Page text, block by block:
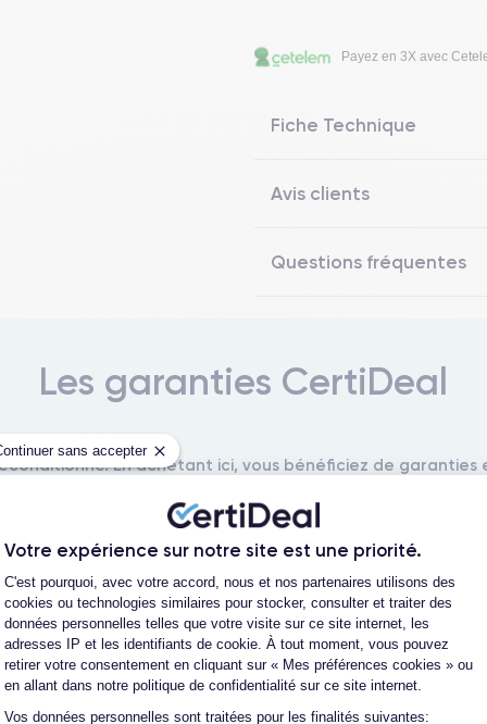
sans accepter
Votre expérience sur notre site est une priorité.
Plateforme de Gestion du
C'est pourquoi, avec votre accord, nous et nos partenaires utilisons des
cookies ou technologies similaires pour stocker, consulter et traiter des
données personnelles telles que votre visite sur ce site internet, les
adresses IP et les identifiants de cookie. À tout moment, vous pouvez
retirer votre consentement en cliquant sur « Mes préférences cookies » ou
en allant dans notre politique de confidentialité sur ce site internet.
Vos données personnelles sont traitées pour les finalités suivantes:
Payez en 3X avec
Fiche Technique
Avis clients
Questions fréquentes
Les garanties CertiDeal
En achetant ici, vous bénéficiez de garanties
du reconditionné
ans, nous reconditionnons nous-
nos produits pour un maximum
de qualité.
Un SAV proche et en
Nos équipes sont en contact
notre atelier pour une résolution
cas de pépin.